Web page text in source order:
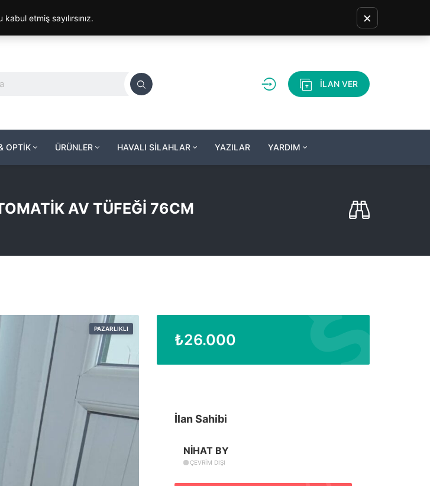
İLAN VER
OPTİK ÜRÜNLER HAVALI SİLAHLAR YAZILAR YARDIM
AV TÜFEĞİ 76CM
PAZARLIKLI
₺26.000
İlan Sahibi
NİHAT BY
ÇEVRIM DIŞI
etmiş sayılırsınız. ×